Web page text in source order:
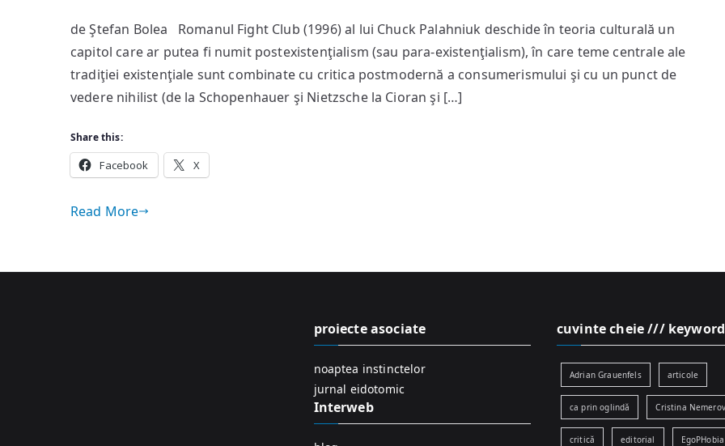
şi
simulare
în
de Ştefan Bolea Romanul Fight Club (1996) al lui Chuck Palahniuk deschide în teoria culturală un
capitol care ar putea fi numit postexistenţialism (sau para-existenţialism), în care teme centrale ale
tradiţiei existenţiale sunt combinate cu critica postmodernă a consumerismului şi cu un punct de
vedere nihilist (de la Schopenhauer şi Nietzsche la Cioran şi […]
Share this:
Facebook X
Read More
proiecte asociate
noaptea instinctelor
jurnal eidotomic
Interweb
cuvinte cheie ///
Adrian Grauenfels articole
ca prin oglindă Cristina
critică editorial